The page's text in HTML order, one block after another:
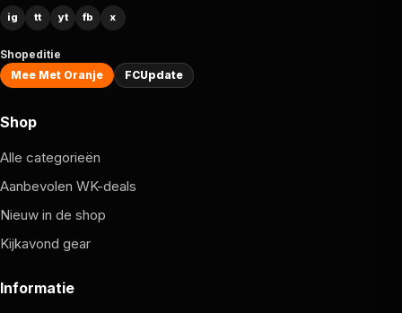
ig tt yt fb x
Shopeditie
Mee Met Oranje
FCUpdate
Shop
Alle categorieën
Aanbevolen WK-deals
Nieuw in de shop
Kijkavond gear
Informatie